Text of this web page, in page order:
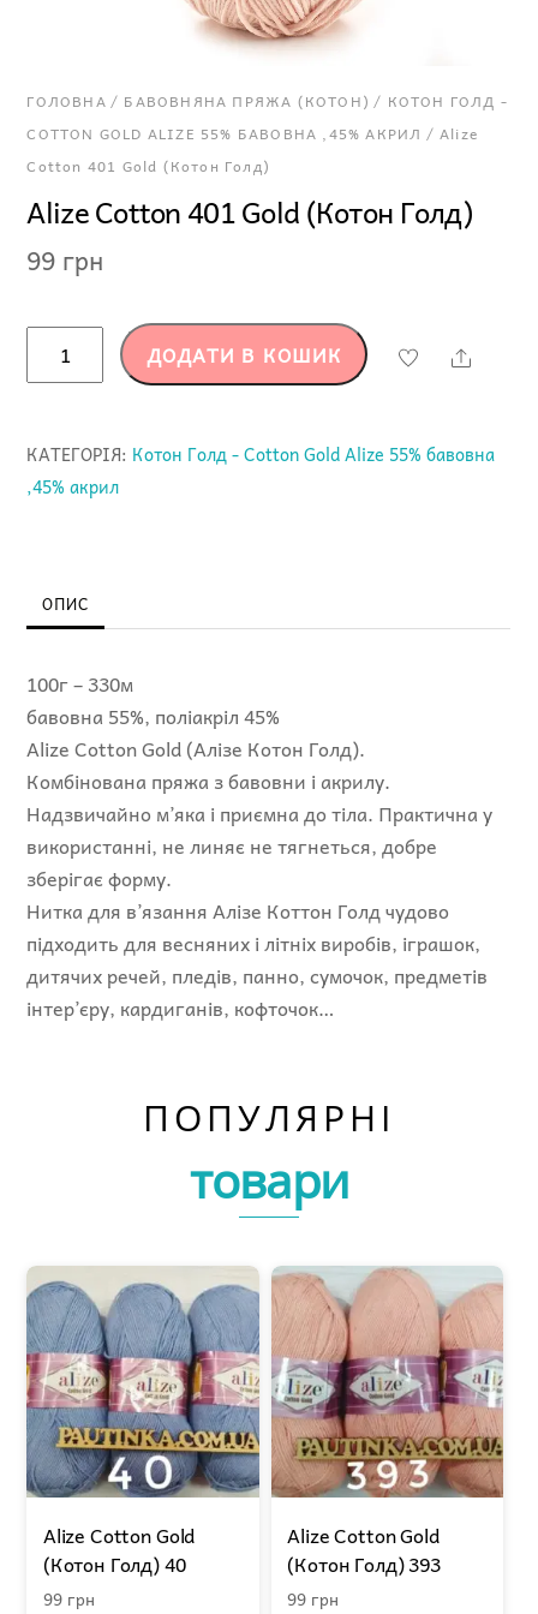
ГОЛОВНА/ БАВОВНЯНА ПРЯЖА (КОТОН) / КОТОН ГОЛД -
COTTON GOLD ALIZE 55% БАВОВНА ,45% АКРИЛ / Alize
Cotton 401 Gold (Котон Голд)
Alize Cotton 401 Gold (Котон Голд)
99 грн
Cotton
(Котон
Голд)
ДОДАТИ В КОШИК Share
КАТЕГОРІЯ: Котон Голд - Cotton Gold Alize 55% бавовна
,45% акрил
ОПИС
100г – 330м
бавовна 55%, поліакріл 45%
Alize Cotton Gold (Алізе Котон Голд).
Комбінована пряжа з бавовни і акрилу.
Надзвичайно м’яка і приємна до тіла. Практична у
використанні, не линяє не тягнеться, добре
зберігає форму.
Нитка для в’язання Алізе Коттон Голд чудово
підходить для весняних і літніх виробів, іграшок,
дитячих речей, пледів, панно, сумочок, предметів
інтер’єру, кардиганів, кофточок…
ПОПУЛЯРНІ
товари
Alize Cotton Gold
(Котон Голд) 40
99 грн
Alize Cotton Gold
(Котон Голд) 393
99 грн